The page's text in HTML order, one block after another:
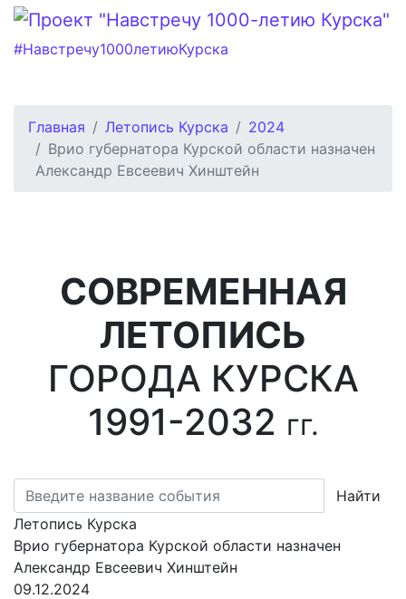
#Навстречу1000летиюКурска
Главная Летопись Курска
2024
Врио губернатора Курской области назначен
Александр Евсеевич Хинштейн
СОВРЕМЕННАЯ
ЛЕТОПИСЬ
ГОРОДА КУРСКА
1991-2032 гг.
Найти
Летопись Курска
Врио губернатора Курской области назначен
Александр Евсеевич Хинштейн
09.12.2024